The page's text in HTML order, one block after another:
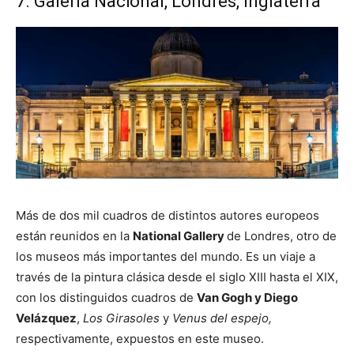
Más de dos mil cuadros de distintos autores europeos
están reunidos en la National Galleryde Londres, otro de
los museos más importantes del mundo. Es un viaje a
través de la pintura clásica desde el siglo XIII hasta el XIX,
con los distinguidos cuadros de Van Gogh y Diego
Velázquez, Los Girasoles y Venus del espejo,
respectivamente, expuestos en este museo.